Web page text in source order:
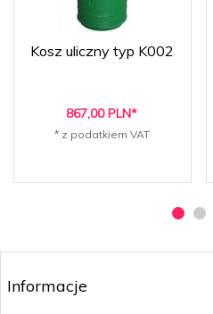
Kosz uliczny typ K002
867,00 PLN*
* z podatkiem VAT
Informacje